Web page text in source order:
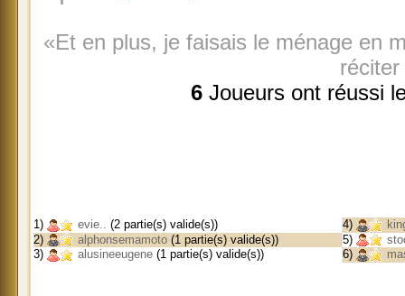
«Et en plus, je faisais le ménage en
6 Joueurs ont réussi
1) evie.. (2 partie(s) valide(s))
2)
alphonsemamoto (1 partie(s) valide(s))
3)
alusineeugene (1 partie(s) valide(s))
4)
5)
6)